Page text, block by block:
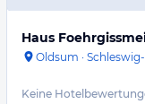
Haus
Oldsum ·
Keine